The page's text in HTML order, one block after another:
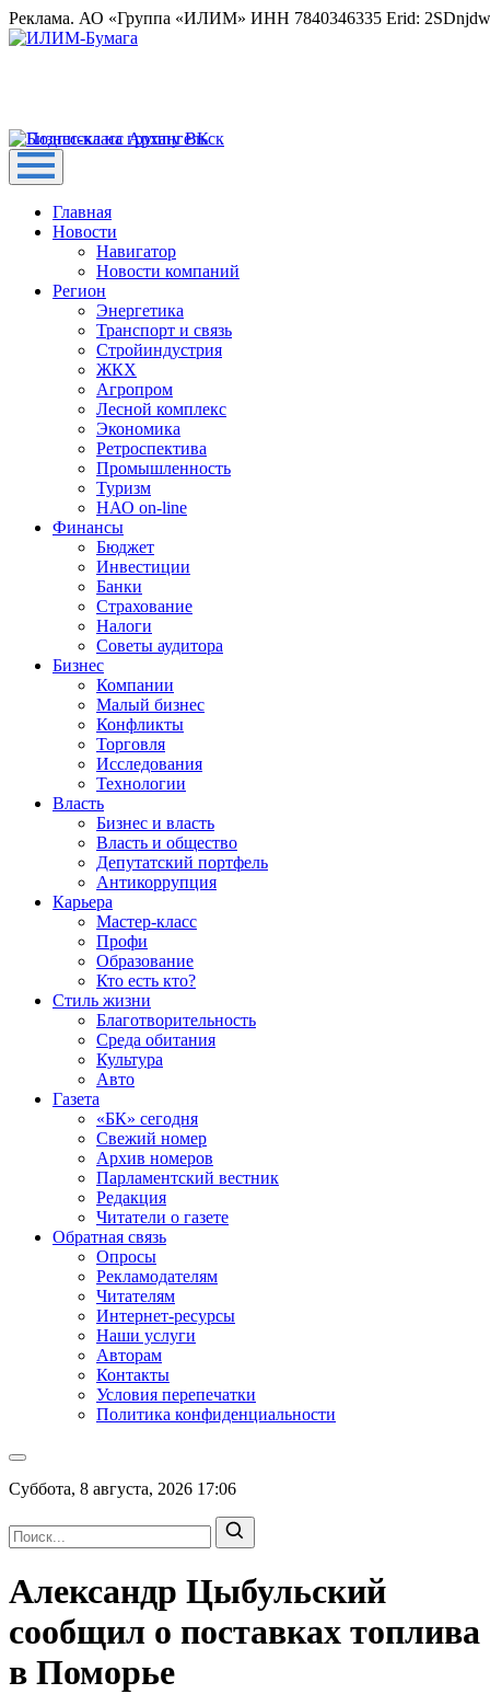
Реклама. АО «Группа «ИЛИМ» ИНН 7840346335 Erid:
Главная
Новости
Навигатор
Новости компаний
Регион
Энергетика
Транспорт и связь
Стройиндустрия
ЖКХ
Агропром
Лесной комплекс
Экономика
Ретроспектива
Промышленность
Туризм
НАО on-line
Финансы
Бюджет
Инвестиции
Банки
Страхование
Налоги
Советы аудитора
Бизнес
Компании
Малый бизнес
Конфликты
Торговля
Исследования
Технологии
Власть
Бизнес и власть
Власть и общество
Депутатский портфель
Антикоррупция
Карьера
Мастер-класс
Профи
Образование
Кто есть кто?
Стиль жизни
Благотворительность
Среда обитания
Культура
Авто
Газета
«БК» сегодня
Свежий номер
Архив номеров
Парламентский вестник
Редакция
Читатели о газете
Обратная связь
Опросы
Рекламодателям
Читателям
Интернет-ресурсы
Наши услуги
Авторам
Контакты
Условия перепечатки
Политика конфиденциальности
Суббота, 8 августа, 2026 17:06
Александр Цыбульский
сообщил о поставках топлива
в Поморье